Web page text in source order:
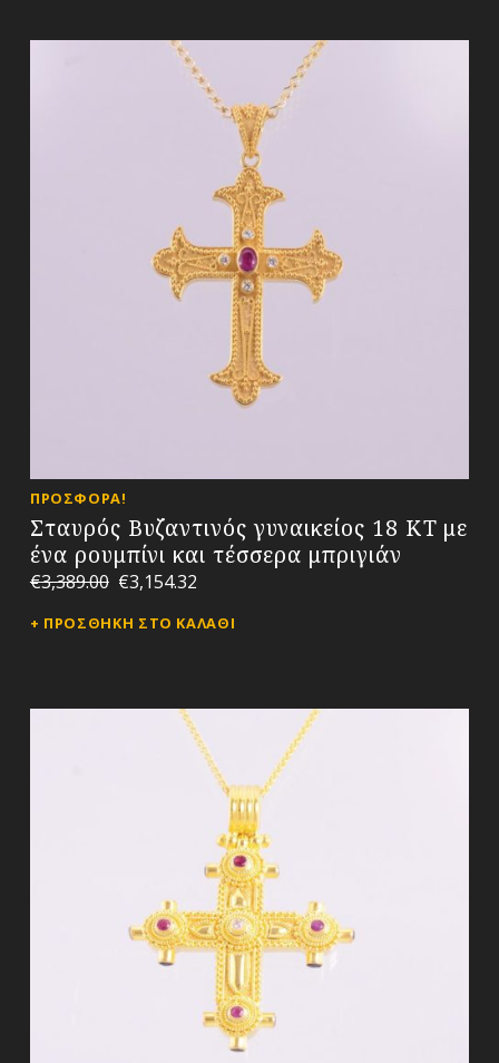
Σταυρός Βυζαντινός γυναικείος 18 ΚΤ με
ένα ρουμπίνι και τέσσερα μπριγιάν
ΠΡΟΣΦΟΡΆ!
€3,389.00 €3,154.32
ΠΡΟΣΘΉΚΗ ΣΤΟ ΚΑΛΆΘΙ